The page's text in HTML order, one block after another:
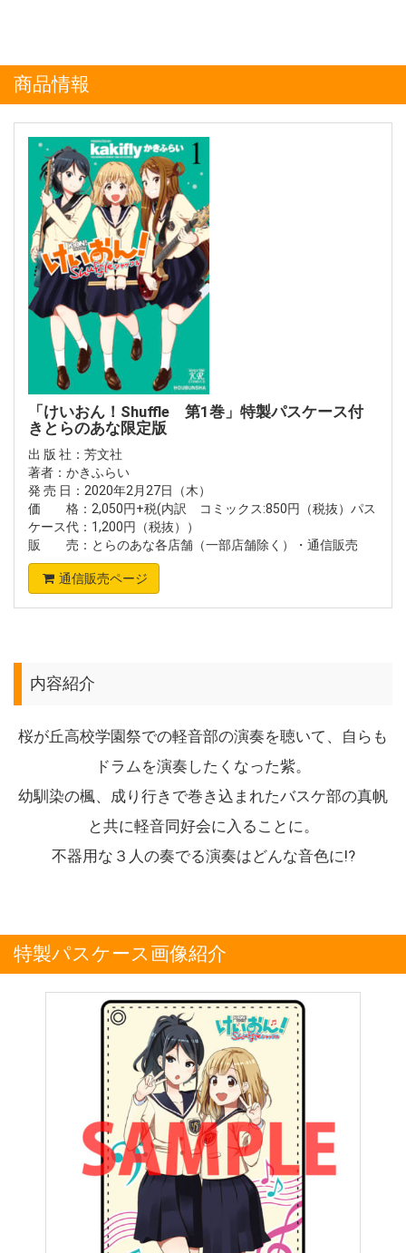
商品情報
「けいおん！Shuffle 第1巻」特製パスケース付
きとらのあな限定版
出 版 社：芳文社
著者：かきふらい
発 売 日：2020年2月27日（木）
価 格：2,050円+税(内訳 コミックス:850円（税抜）パス
ケース代：1,200円（税抜））
販 売：とらのあな各店舗（一部店舗除く）・通信販売
通信販売ページ
内容紹介
桜が丘高校学園祭での軽音部の演奏を聴いて、自らも
ドラムを演奏したくなった紫。
幼馴染の楓、成り行きで巻き込まれたバスケ部の真帆
と共に軽音同好会に入ることに。
不器用な３人の奏でる演奏はどんな音色に!?
特製パスケース画像紹介